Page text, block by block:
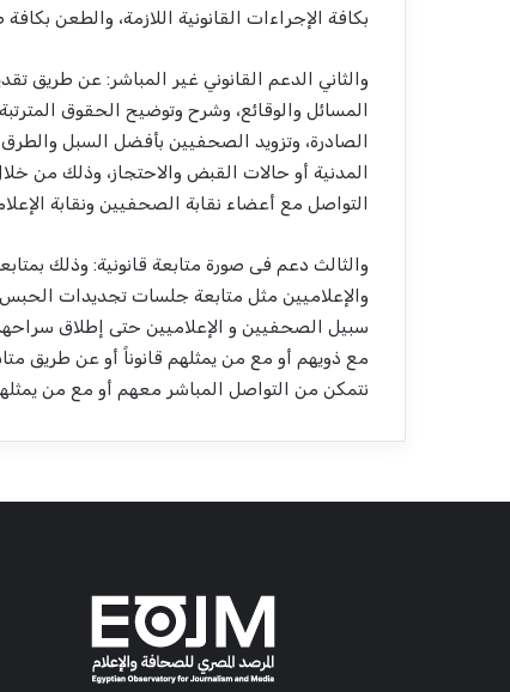
بكافة الإجراءات القانونية اللازمة، والطعن
والثاني الدعم القانوني غير المباشر: عن طريق
المسائل والوقائع، وشرح وتوضيح الحقوق
الصادرة، وتزويد الصحفيين بأفضل السبل
المدنية أو حالات القبض والاحتجاز، وذلك
التواصل مع أعضاء نقابة الصحفيين ونقابة
والثالث دعم فى صورة متابعة قانونية: وذلك
والإعلاميين مثل متابعة جلسات تجديدات الحبس
سبيل الصحفيين و الإعلاميين حتى إطلاق
مع ذويهم أو مع من يمثلهم قانوناً أو عن طريق
نتمكن من التواصل المباشر معهم أو مع من